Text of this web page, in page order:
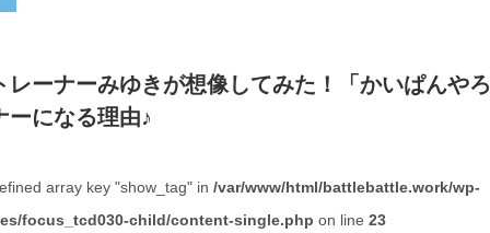
レーナーみゆきが想像してみた！「かいぱんや
ーになる理由♪
array key "show_tag" in /var/www/html/battlebattle.work/wp-
focus_tcd030-child/content-single.php on line 23